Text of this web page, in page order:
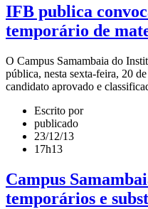
IFB publica
temporário de
O Campus Samambaia do
pública, nesta sexta-feira, 20
candidato aprovado e
Escrito por
publicado
23/12/13
17h13
Campus
temporários e